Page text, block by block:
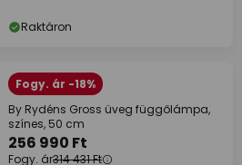
Raktáron
Fogy. ár -18%
By Rydéns Gross üveg függőlámpa,
színes, 50 cm
256 990 Ft
Fogy. ár314 431 Ft